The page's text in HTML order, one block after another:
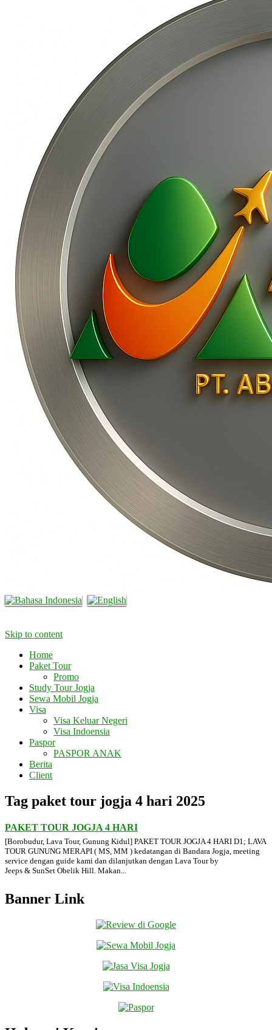
Skip to content
Home
Paket Tour
Promo
Study Tour Jogja
Sewa Mobil Jogja
Visa
Visa Keluar Negeri
Visa Indoensia
Paspor
PASPOR ANAK
Berita
Client
Tag paket tour jogja 4 hari 2025
PAKET TOUR JOGJA 4 HARI
[Borobudur, Lava Tour, Gunung Kidul] PAKET TOUR JOGJA 4 HARI D1; LAVA
TOUR GUNUNG MERAPI ( MS, MM ) kedatangan di Bandara Jogja, meeting
service dengan guide kami dan dilanjutkan dengan Lava Tour by
Jeeps & SunSet Obelik Hill. Makan...
Banner Link